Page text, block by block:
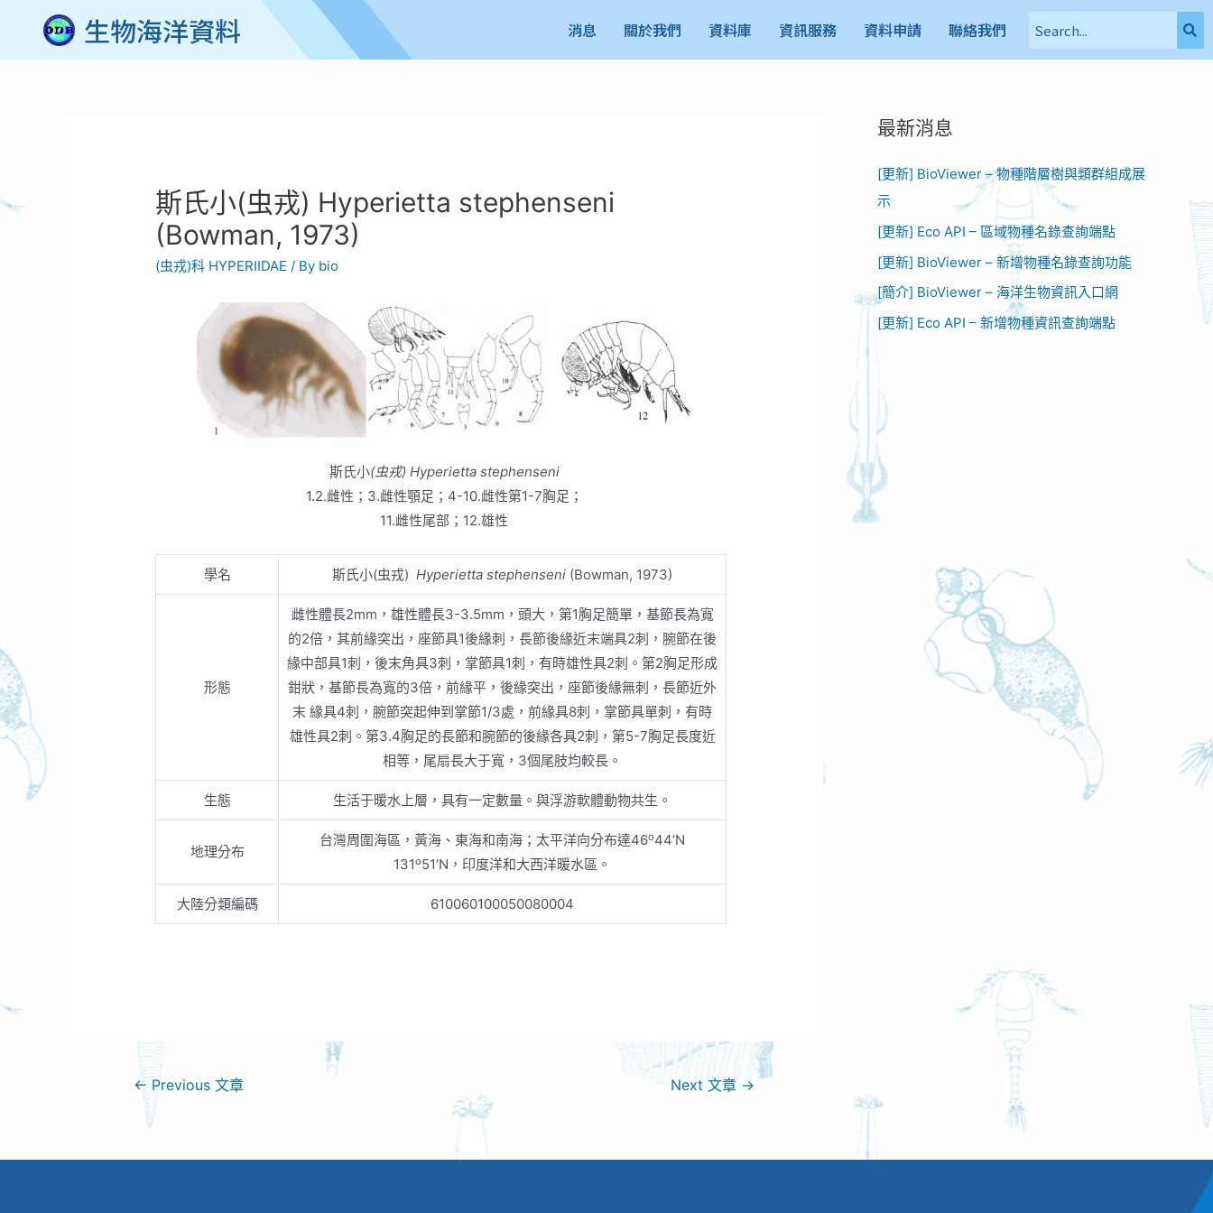
生物海洋資料 消息 關於我們 資料庫 資訊服務 資料申請 聯絡我們
斯氏小(虫戎) Hyperietta stephenseni
(Bowman, 1973)
(虫戎)科 HYPERIIDAE / By bio
斯氏小(虫戎) Hyperietta stephenseni
1.2.雌性；3.雌性顎足；4-10.雌性第1-7胸足；
11.雌性尾部；12.雄性
學名 斯氏小(虫戎) Hyperietta stephenseni (Bowman, 1973)
形態
雌性體長2mm，雄性體長3-3.5mm，頭大，第1胸足簡單，基節長為寬
的2倍，其前緣突出，座節具1後緣刺，長節後緣近末端具2刺，腕節在後
緣中部具1刺，後末角具3刺，掌節具1刺，有時雄性具2刺。第2胸足形成
鉗狀，基節長為寬的3倍，前緣平，後緣突出，座節後緣無刺，長節近外
末 緣具4刺，腕節突起伸到掌節1/3處，前緣具8刺，掌節具單刺，有時
雄性具2刺。第3.4胸足的長節和腕節的後緣各具2刺，第5-7胸足長度近
相等，尾扇長大于寬，3個尾肢均較長。
生態 生活于暖水上層，具有一定數量。與浮游軟體動物共生。
地理分布
台灣周圍海區，黃海、東海和南海；太平洋向分布達46o44’N
131o51’N，印度洋和大西洋暖水區。
大陸分類編碼 610060100050080004
←Previous 文章 Next 文章 →
最新消息
[更新] BioViewer – 物種階層樹與類群組成展
示
[更新] Eco API – 區域物種名錄查詢端點
[更新] BioViewer – 新增物種名錄查詢功能​
[簡介] BioViewer – 海洋生物資訊入口網​
[更新] Eco API – 新增物種資訊查詢端點